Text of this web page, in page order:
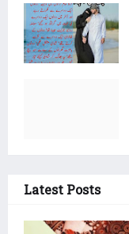
Latest Posts